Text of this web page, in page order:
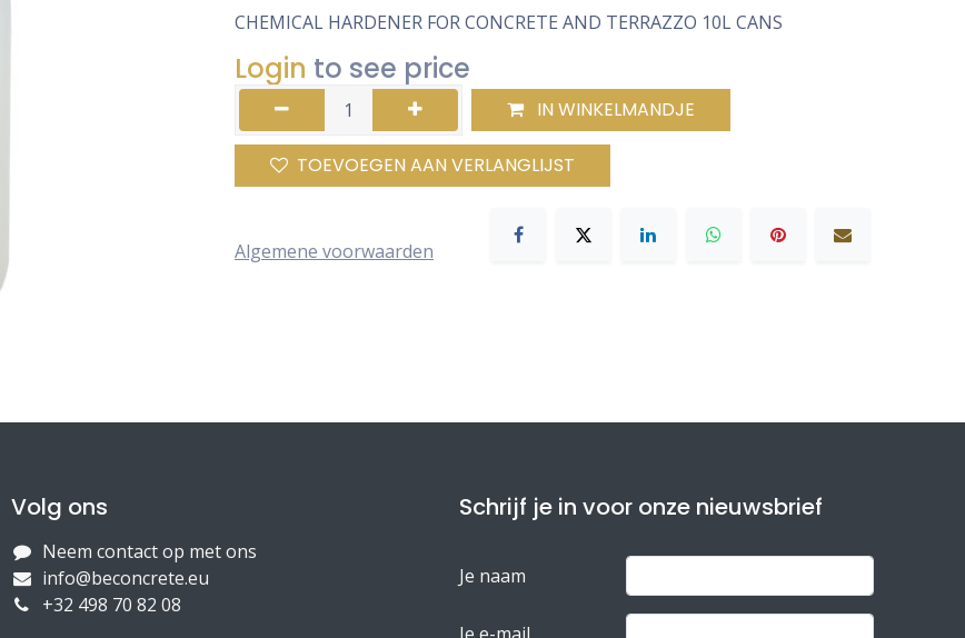
CHEMICAL HARDENER FOR CONCRETE AND TERRAZZO 10L CANS
Login to see price
IN WINKELMANDJE
TOEVOEGEN AAN VERLANGLIJST
Algemene voorwaarden
Volg ons
Neem contact op met ons
info@beconcrete.eu
+32 498 70 82 08
Schrijf je in voor onze nieuwsbrief
Je naam